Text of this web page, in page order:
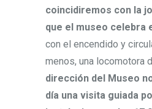
coincidiremos con la
que el museo celebra
con el encendido y
menos, una locomotora
dirección del Museo
día una visita guiada